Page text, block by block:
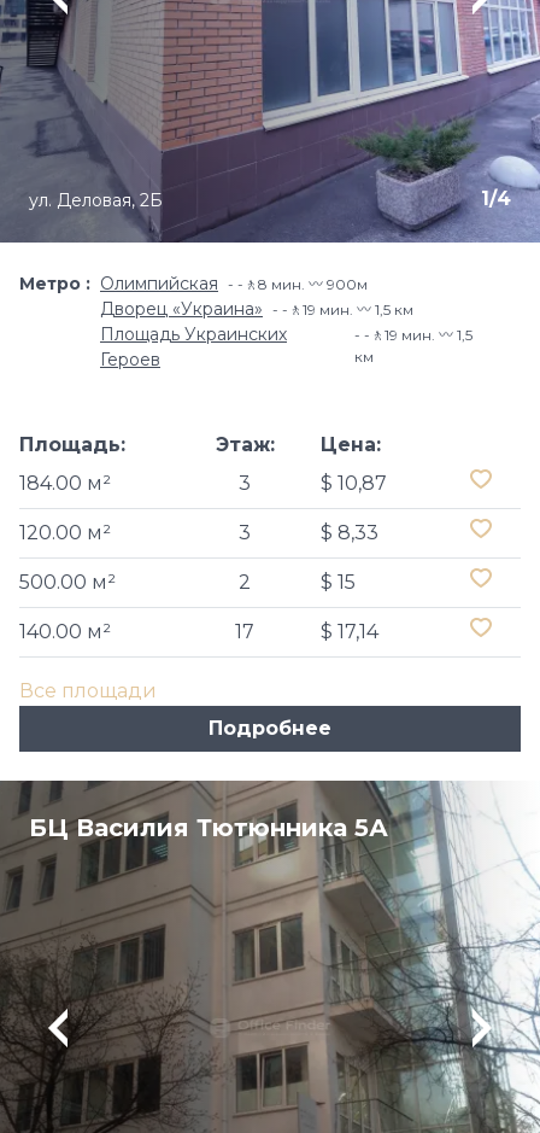
1/4
ул. Деловая, 2Б
Метро Олимпийская -🚶8 мин. 〰️ 900м
Дворец «Украина» -🚶19 мин. 〰️ 1,5 км
Площадь Украинских
Героев
-🚶19 мин. 〰️ 1,5
км
Площадь:
184.00 м²
Этаж:
3
Цена:
$ 10,87
120.00 м² 3 $ 8,33
500.00 м² 2 $ 15
140.00 м² 17 $ 17,14
Все площади
Подробнее
БЦ Василия Тютюнника 5А